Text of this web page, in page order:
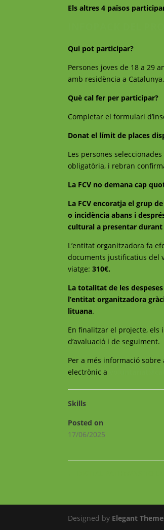
Els altres 4 països
Qui pot participar?
Persones joves de 18 a 29
amb residència a
Què cal fer per participar?
Completar el formulari
Donat el límit de places
Les persones
obligatòria, i rebran
La FCV no demana cap
La FCV encoratja el grup
o incidència abans i
cultural a presentar durant
L’entitat organitzadora fa
documents justificatius del
viatge:310€.
La totalitat de les
l’entitat organitzadora
lituana.
En finalitzar el projecte, els
d’avaluació i de seguiment.
Per a més informació
electrònic a
Skills
Posted on
17/06/2025
Designed by Elegant